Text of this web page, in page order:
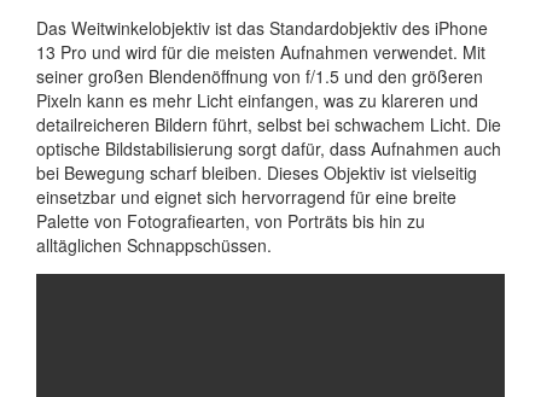
Das Weitwinkelobjektiv ist das Standardobjektiv des iPhone
13 Pro und wird für die meisten Aufnahmen verwendet. Mit
seiner großen Blendenöffnung von f/1.5 und den größeren
Pixeln kann es mehr Licht einfangen, was zu klareren und
detailreicheren Bildern führt, selbst bei schwachem Licht. Die
optische Bildstabilisierung sorgt dafür, dass Aufnahmen auch
bei Bewegung scharf bleiben. Dieses Objektiv ist vielseitig
einsetzbar und eignet sich hervorragend für eine breite
Palette von Fotografiearten, von Porträts bis hin zu
alltäglichen Schnappschüssen.